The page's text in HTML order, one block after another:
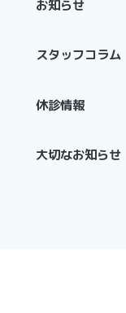
お知らせ
スタッフコラム
休診情報
大切なお知らせ